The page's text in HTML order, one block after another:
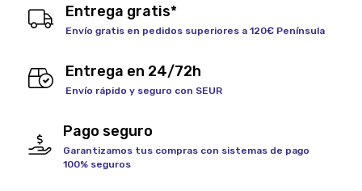
Entrega gratis*
Envío gratis en pedidos superiores a 120€ Península
Entrega en 24/72h
Envío rápido y seguro con SEUR
Pago seguro
Garantizamos tus compras con sistemas de pago
100% seguros